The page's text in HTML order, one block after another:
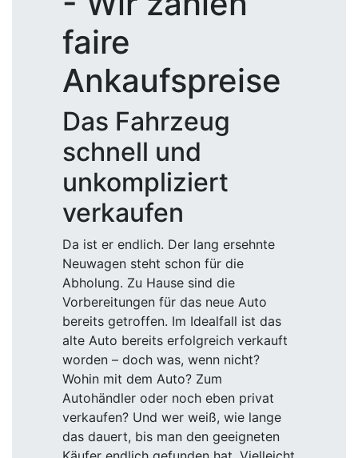
faire
Ankaufspreise
Das Fahrzeug
schnell und
unkompliziert
verkaufen
Da ist er endlich. Der lang ersehnte
Neuwagen steht schon für die
Abholung. Zu Hause sind die
Vorbereitungen für das neue Auto
bereits getroffen. Im Idealfall ist das
alte Auto bereits erfolgreich verkauft
worden – doch was, wenn nicht?
Wohin mit dem Auto? Zum
Autohändler oder noch eben privat
verkaufen? Und wer weiß, wie lange
das dauert, bis man den geeigneten